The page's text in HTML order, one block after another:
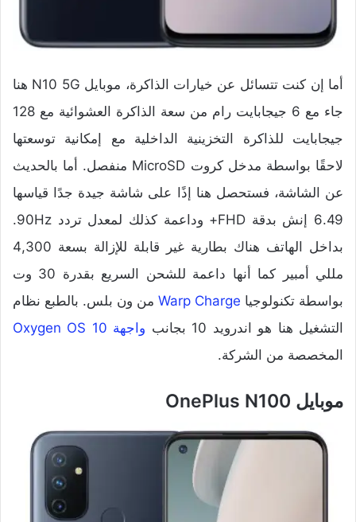
أما إن كنت تتسائل عن خيارات الذاكرة، موبايل N10 5G هنا
جاء مع 6 جيجابايت رام من سعة الذاكرة العشوائية مع 128
جيجابايت للذاكرة التخزينية الداخلية مع إمكانية توسعتها
لاحقًا بواسطة مدخل كروت MicroSD منفصل. أما بالحديث
عن الشاشة، فستحصل هنا إذًا على شاشة جيدة جدًا قياسها
6.49 إنش بدقة FHD+ وداعمة كذلك لمعدل تردد 90Hz.
بداخل الهاتف هناك بطارية غير قابلة للإزالة بسعة 4,300
مللي أمبير كما أنها داعمة للشحن السريع بقدرة 30 وت
بواسطة تكنولوجيا Warp Charge من ون بلس. بالطبع نظام
التشغيل هنا هو اندرويد 10 بجانب
واجهة Oxygen OS 10
المخصصة من الشركة.
موبايل OnePlus N100